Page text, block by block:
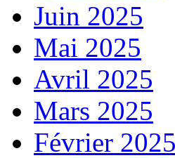
Juin 2025
Mai 2025
Avril 2025
Mars 2025
Février 2025